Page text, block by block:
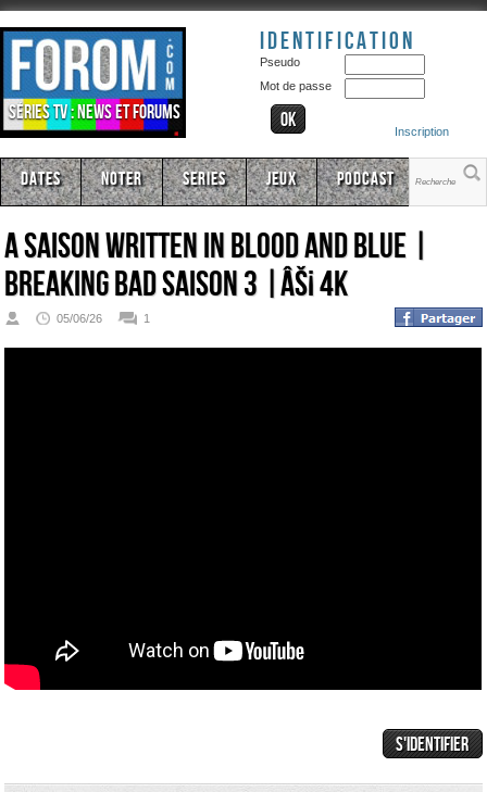
Séries TV : news et forums
Identification
Pseudo
Mot de passe
Inscription
Dates Noter Series Jeux Podcast
A Saison Written in Blood and Blue |
Breaking Bad Saison 3 |âš¡ 4K
05/06/26 1